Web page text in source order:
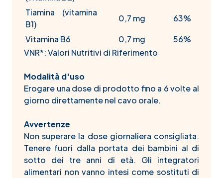
Tiamina (vitamina
B1)
0,7 mg
63%
Vitamina B6
0,7 mg
56%
VNR*: Valori Nutritivi di Riferimento
Modalità d'uso
Erogare una dose di prodotto fino a 6 volte al
giorno direttamente nel cavo orale.
Avvertenze
Non superare la dose giornaliera consigliata.
Tenere fuori dalla portata dei bambini al di
sotto dei tre anni di età. Gli integratori
alimentari non vanno intesi come sostituti di